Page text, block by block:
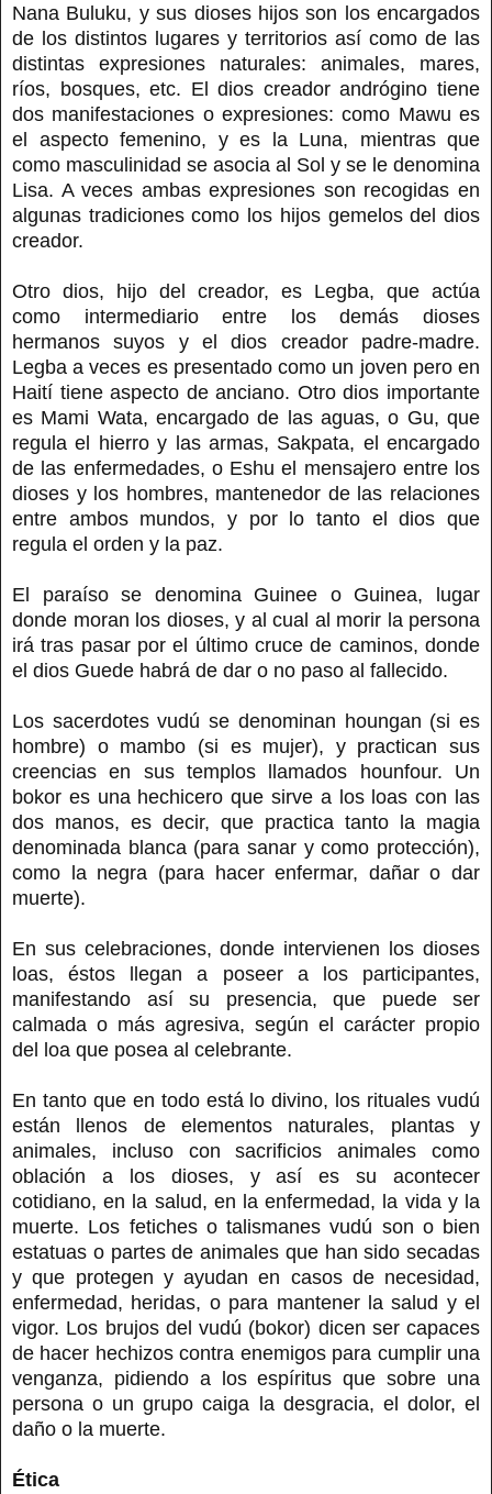
Nana Buluku, y sus dioses hijos son los encargados
de los distintos lugares y territorios así como de las
distintas expresiones naturales: animales, mares,
ríos, bosques, etc. El dios creador andrógino tiene
dos manifestaciones o expresiones: como Mawu es
el aspecto femenino, y es la Luna, mientras que
como masculinidad se asocia al Sol y se le denomina
Lisa. A veces ambas expresiones son recogidas en
algunas tradiciones como los hijos gemelos del dios
creador.
Otro dios, hijo del creador, es Legba, que actúa
como intermediario entre los demás dioses
hermanos suyos y el dios creador padre-madre.
Legba a veces es presentado como un joven pero en
Haití tiene aspecto de anciano. Otro dios importante
es Mami Wata, encargado de las aguas, o Gu, que
regula el hierro y las armas, Sakpata, el encargado
de las enfermedades, o Eshu el mensajero entre los
dioses y los hombres, mantenedor de las relaciones
entre ambos mundos, y por lo tanto el dios que
regula el orden y la paz.
El paraíso se denomina Guinee o Guinea, lugar
donde moran los dioses, y al cual al morir la persona
irá tras pasar por el último cruce de caminos, donde
el dios Guede habrá de dar o no paso al fallecido.
Los sacerdotes vudú se denominan houngan (si es
hombre) o mambo (si es mujer), y practican sus
creencias en sus templos llamados hounfour. Un
bokor es una hechicero que sirve a los loas con las
dos manos, es decir, que practica tanto la magia
denominada blanca (para sanar y como protección),
como la negra (para hacer enfermar, dañar o dar
muerte).
En sus celebraciones, donde intervienen los dioses
loas, éstos llegan a poseer a los participantes,
manifestando así su presencia, que puede ser
calmada o más agresiva, según el carácter propio
del loa que posea al celebrante.
En tanto que en todo está lo divino, los rituales vudú
están llenos de elementos naturales, plantas y
animales, incluso con sacrificios animales como
oblación a los dioses, y así es su acontecer
cotidiano, en la salud, en la enfermedad, la vida y la
muerte. Los fetiches o talismanes vudú son o bien
estatuas o partes de animales que han sido secadas
y que protegen y ayudan en casos de necesidad,
enfermedad, heridas, o para mantener la salud y el
vigor. Los brujos del vudú (bokor) dicen ser capaces
de hacer hechizos contra enemigos para cumplir una
venganza, pidiendo a los espíritus que sobre una
persona o un grupo caiga la desgracia, el dolor, el
daño o la muerte.
Ética